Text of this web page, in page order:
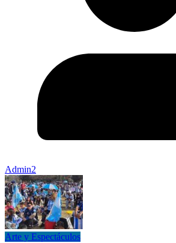
Admin2
Arte y Espectáculos